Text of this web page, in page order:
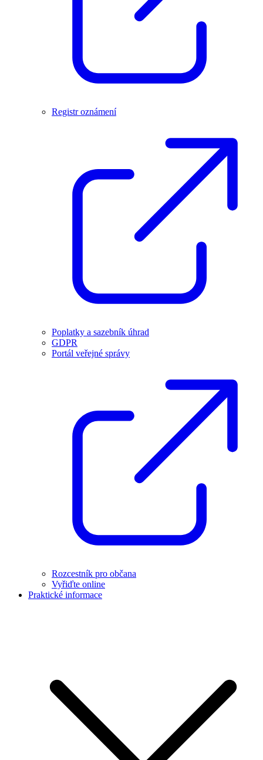
Registr oznámení
Poplatky a sazebník úhrad
GDPR
Portál veřejné správy
Rozcestník pro občana
Vyřiďte online
Praktické informace